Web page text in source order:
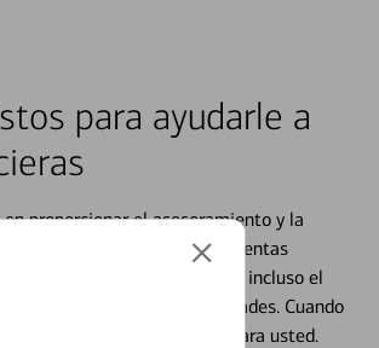
para ayudarle a
proporcionar el asesoramiento y la
vida financiera. Desde sus cuentas
planificación para su futuro, e incluso el
de acuerdo con sus necesidades. Cuando
que sea adecuado para usted.